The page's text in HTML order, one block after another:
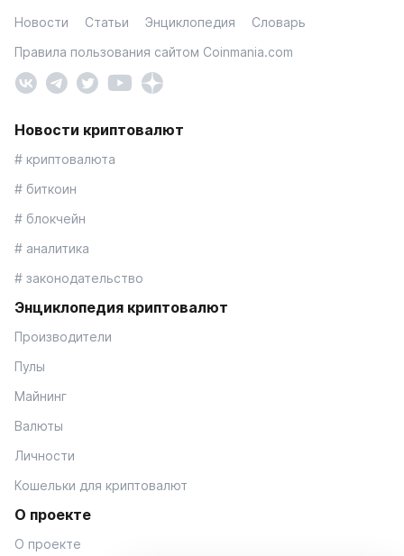
Новости Статьи Энциклопедия
Словарь
Правила пользования сайтом Coinmania.com
Новости криптовалют
# криптовалюта
# биткоин
# блокчейн
# аналитика
# законодательство
Энциклопедия криптовалют
Производители
Пулы
Майнинг
Валюты
Личности
Кошельки для криптовалют
О проекте
О проекте